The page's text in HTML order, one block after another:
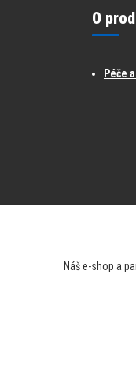
O
Péče
Náš e-shop a